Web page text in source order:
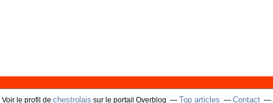
Voir le profil de chestrolais sur le portail Overblog Top articles Contact